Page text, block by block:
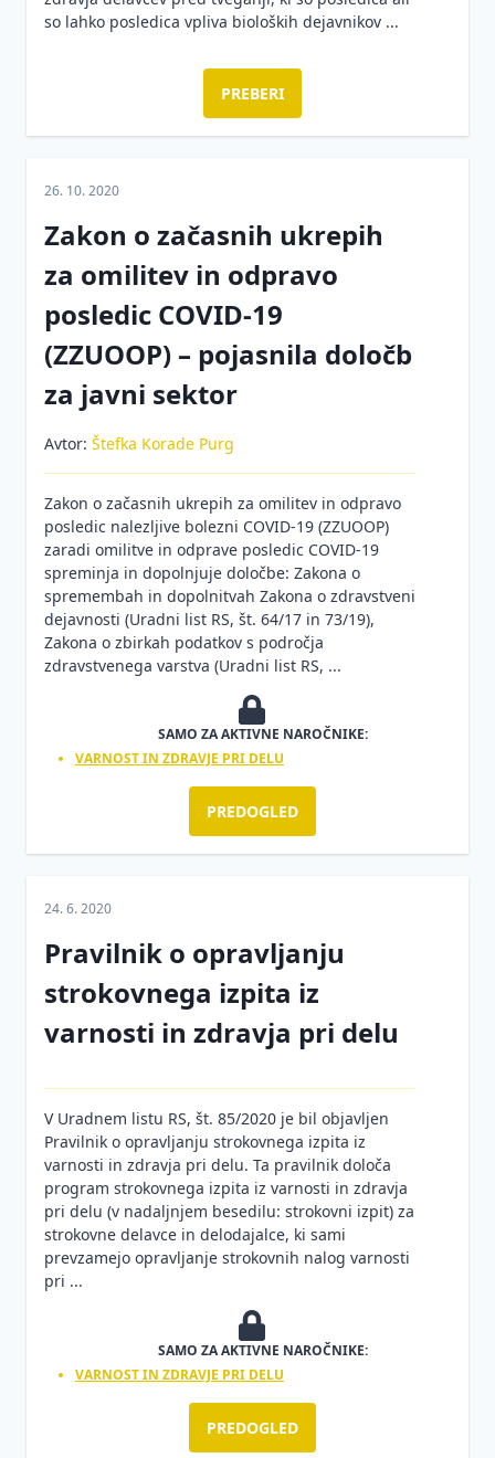
so lahko posledica vpliva bioloških dejavnikov ...
PREBERI
26. 10. 2020
Zakon o začasnih ukrepih
za omilitev in odpravo
posledic COVID-19
(ZZUOOP) – pojasnila določb
za javni sektor
Avtor: Štefka Korade Purg
Zakon o začasnih ukrepih za omilitev in odpravo
posledic nalezljive bolezni COVID-19 (ZZUOOP)
zaradi omilitve in odprave posledic COVID-19
spreminja in dopolnjuje določbe: Zakona o
spremembah in dopolnitvah Zakona o zdravstveni
dejavnosti (Uradni list RS, št. 64/17 in 73/19),
Zakona o zbirkah podatkov s področja
zdravstvenega varstva (Uradni list RS, ...
SAMO ZA AKTIVNE NAROČNIKE:
VARNOST IN ZDRAVJE PRI DELU
PREDOGLED
24. 6. 2020
Pravilnik o opravljanju
strokovnega izpita iz
varnosti in zdravja pri delu
V Uradnem listu RS, št. 85/2020 je bil objavljen
Pravilnik o opravljanju strokovnega izpita iz
varnosti in zdravja pri delu. Ta pravilnik določa
program strokovnega izpita iz varnosti in zdravja
pri delu (v nadaljnjem besedilu: strokovni izpit) za
strokovne delavce in delodajalce, ki sami
prevzamejo opravljanje strokovnih nalog varnosti
pri ...
SAMO ZA AKTIVNE NAROČNIKE:
VARNOST IN ZDRAVJE PRI DELU
PREDOGLED